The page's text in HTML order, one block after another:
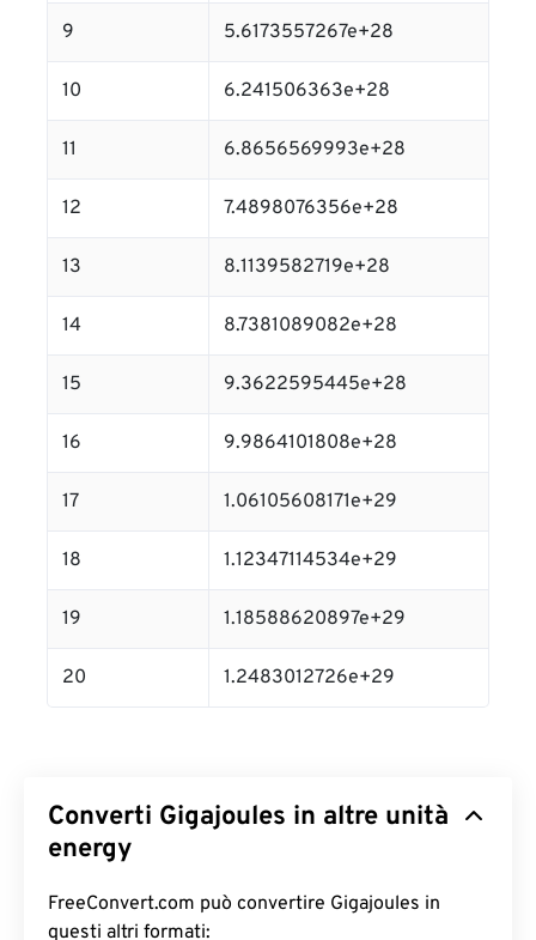
9 5.6173557267e+28
10 6.241506363e+28
11 6.8656569993e+28
12 7.4898076356e+28
13 8.1139582719e+28
14 8.7381089082e+28
15 9.3622595445e+28
16 9.9864101808e+28
17 1.06105608171e+29
18 1.12347114534e+29
19 1.18588620897e+29
20 1.2483012726e+29
Converti Gigajoules in altre unità
energy
FreeConvert.com può convertire Gigajoules in
questi altri formati: